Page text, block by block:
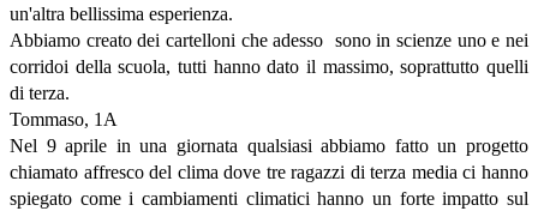
un'altra bellissima esperienza.
Abbiamo creato dei cartelloni che adesso sono in scienze uno e nei
corridoi della scuola, tutti hanno dato il massimo, soprattutto quelli
di terza.
Tommaso, 1A
Nel 9 aprile in una giornata qualsiasi abbiamo fatto un progetto
chiamato affresco del clima dove tre ragazzi di terza media ci hanno
spiegato come i cambiamenti climatici hanno un forte impatto sul